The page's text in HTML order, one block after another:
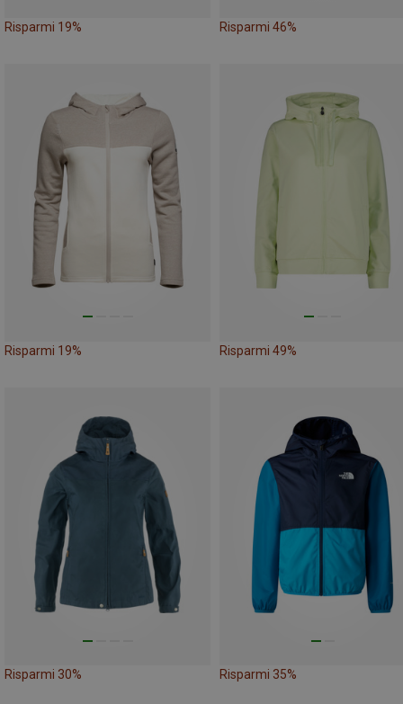
Risparmi 19% Risparmi 46%
Risparmi 19% Risparmi 49%
Risparmi 30% Risparmi 35%